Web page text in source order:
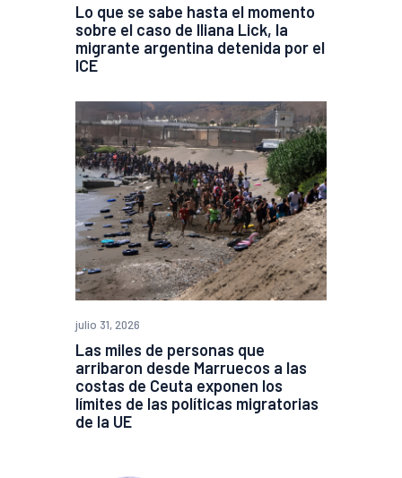
Lo que se sabe hasta el momento
sobre el caso de Iliana Lick, la
migrante argentina detenida por el
ICE
julio 31, 2026
Las miles de personas que
arribaron desde Marruecos a las
costas de Ceuta exponen los
límites de las políticas migratorias
de la UE